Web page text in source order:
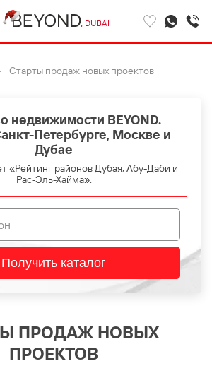
DUBAI
Старты продаж новых проектов
недвижимости BEYOND.
Петербурге, Москве и
Дубае
«Рейтинг районов Дубая, Абу-Даби и
Рас-Эль-Хайма».
Получить каталог
ПРОДАЖ НОВЫХ
ПРОЕКТОВ